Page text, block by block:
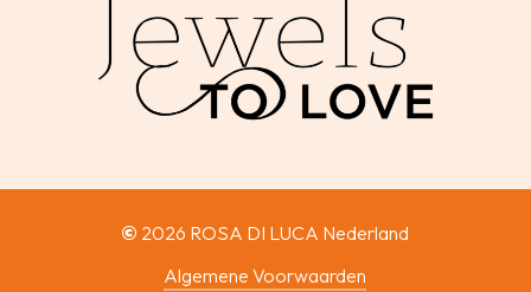
© 2026 ROSA DI LUCA Nederland
Algemene Voorwaarden